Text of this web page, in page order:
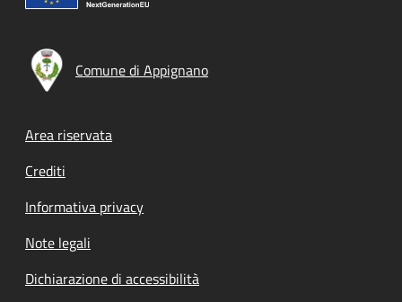
Comune di Appignano
Footer menu
Area riservata
Crediti
Informativa privacy
Note legali
Dichiarazione di accessibilità